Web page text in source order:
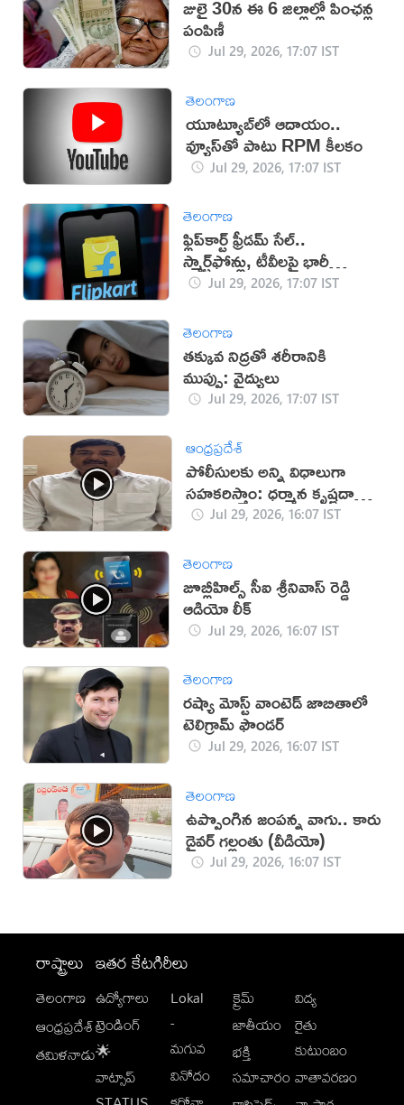
జులై 30న ఈ 6 జిల్లాల్లో పింఛన్ల
పంపిణీ
Jul 29, 2026, 17:07 IST
తెలంగాణ
యూట్యూబ్‌లో ఆదాయం..
వ్యూస్‌తో పాటు RPM కీలకం
Jul 29, 2026, 17:07 IST
తెలంగాణ
ఫ్లిప్‌కార్ట్ ఫ్రీడమ్ సేల్..
స్మార్ట్‌ఫోన్లు, టీవీలపై భారీ
తగ్గింపు!
Jul 29, 2026, 17:07 IST
తెలంగాణ
తక్కువ నిద్రతో శరీరానికి
ముప్పు: వైద్యులు
Jul 29, 2026, 17:07 IST
ఆంధ్రప్రదేశ్
పోలీసులకు అన్ని విధాలుగా
సహకరిస్తాం: ధర్మాన కృష్ణదాస్
(వీడియో)
Jul 29, 2026, 16:07 IST
తెలంగాణ
జూబ్లీహిల్స్ సీఐ శ్రీనివాస్ రెడ్డి
ఆడియో లీక్
Jul 29, 2026, 16:07 IST
తెలంగాణ
రష్యా మోస్ట్ వాంటెడ్ జాబితాలో
టెలిగ్రామ్ ఫౌండర్
Jul 29, 2026, 16:07 IST
తెలంగాణ
ఉప్పొంగిన జంపన్న వాగు.. కారు
డ్రైవర్ గల్లంతు (వీడియో)
Jul 29, 2026, 16:07 IST
రాష్ట్రాలు
తెలంగాణ
ఆంధ్రప్రదేశ్
తమిళనాడు
ఇతర కేటగిరీలు
ఉద్యోగాలు
ట్రెండింగ్
🌟
వాట్సాప్
Lokal
-
మగువ
వినోదం
క్రైమ్
జాతీయం
భక్తి
సమాచారం
విద్య
రైతు
కుటుంబం
వాతావరణం